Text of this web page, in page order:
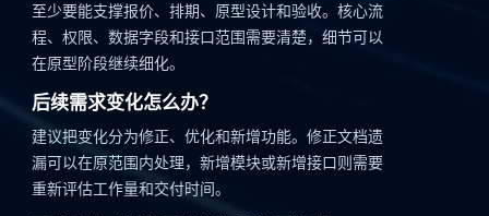
至少要能支撑报价、排期、原型设计和验收。核心流
程、权限、数据字段和接口范围需要清楚，细节可以
在原型阶段继续细化。
后续需求变化怎么办？
建议把变化分为修正、优化和新增功能。修正文档遗
漏可以在原范围内处理，新增模块或新增接口则需要
重新评估工作量和交付时间。